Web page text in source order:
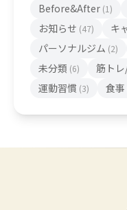
Before&After (1)
お知らせ (47) キ
パーソナルジム (2)
未分類 (6) 筋ト
運動習慣 (3) 食事